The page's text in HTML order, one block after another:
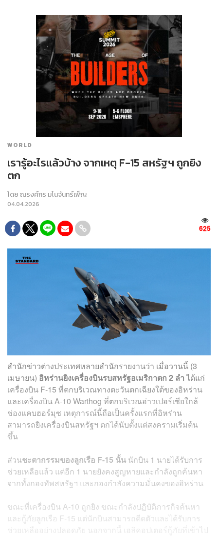
WORLD
เรารู้อะไรแล้วบ้าง จากเหตุ F-15 สหรัฐฯ ถูกยิง
ตก
โดยณรงค์กร มโนจันทร์เพ็ญ
04.04.2026
625
สำนักข่าวต่างประเทศหลายสำนักรายงานว่า เมื่อวานนี้ (3
เมษายน) อิหร่านยิงเครื่องบินรบสหรัฐอเมริกาตก 2 ลำได้แก่
เครื่องบิน F-15 ที่ตกบริเวณทางตะวันตกเฉียงใต้ของอิหร่าน
และเครื่องบิน A-10 Warthog ที่ตกบริเวณอ่าวเปอร์เซียใกล้
ช่องแคบฮอร์มุซ เหตุการณ์นี้ถือเป็นครั้งแรกที่อิหร่าน
สามารถยิงเครื่องบินสหรัฐฯ ตกได้นับตั้งแต่สงครามเริ่มต้น
ขึ้น
ส่วนชะตากรรมของลูกเรือ F-15 นั้น นักบิน 1 นายได้รับการ
ช่วยเหลือแล้ว แต่อีก 1 นายยังคงสูญหายและกำลังถูกค้นหา
จากทั้งกองทัพสหรัฐฯ และกองกำลังความมั่นคงของอิหร่าน
ขณะที่เครื่องบิน A-10 ถูกยิง ขณะกำลังปฏิบัติภารกิจค้นหา
และกู้ภัยลูกเรือ F-15 แต่นักบินสามารถดีดตัวและได้รับการ
ช่วยเหลืออย่างปลอดภัย นอกจากนี้ เฮลิคอปเตอร์กู้ภัยที่เข้าไป